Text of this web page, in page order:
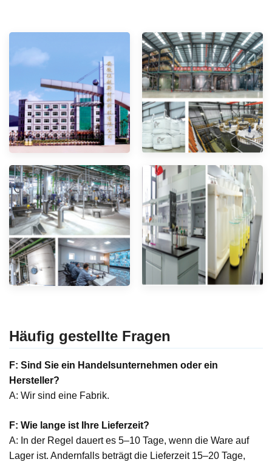
Häufig gestellte Fragen
F: Sind Sie ein Handelsunternehmen oder ein
Hersteller?
A: Wir sind eine Fabrik.
F: Wie lange ist Ihre Lieferzeit?
A: In der Regel dauert es 5–10 Tage, wenn die Ware auf
Lager ist. Andernfalls beträgt die Lieferzeit 15–20 Tage,